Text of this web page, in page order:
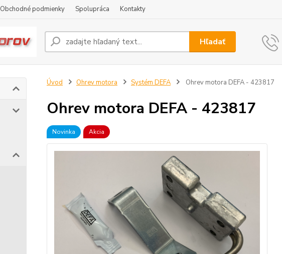
Obchodné podmienky Spolupráca Kontakty
Hľadať
Úvod Ohrev motora Systém DEFA Ohrev motora DEFA - 423817
Ohrev motora DEFA - 423817
Novinka Akcia